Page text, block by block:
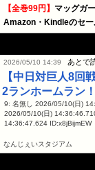
【全巻99円】 マッグガ
Amazon・Kindleのセー
2026/05/10 14:39 あとで
【中日対巨人8回
2ランホームラン
9: 名無し 2026/05/10(日)
2026/05/10(日)
14:36:47.624 ID:x8jBijmEW
なんじぇいスタジアム